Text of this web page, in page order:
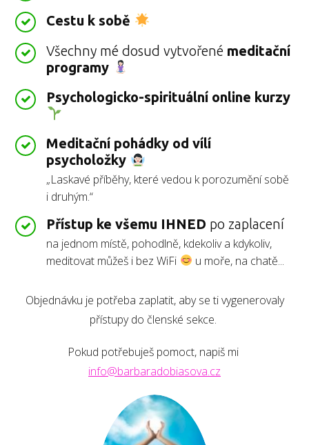
Cestu k sobě
Všechny mé dosud vytvořené meditační
programy
Psychologicko-spirituální online kurzy
Meditační pohádky od vílí
psycholožky
„Laskavé příběhy, které vedou k porozumění sobě
i druhým.“
Přístup ke všemu IHNED po zaplacení
na jednom místě, pohodlně, kdekoliv a kdykoliv,
meditovat můžeš i bez WiFi
u moře, na chatě...
Objednávku je potřeba zaplatit, aby se ti vygenerovaly
přístupy do členské sekce.
Pokud potřebuješ pomoct, napiš mi
info@barbaradobiasova.cz